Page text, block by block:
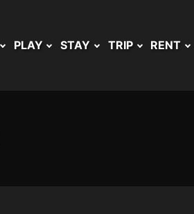
PLAY STAY TRIP RENT